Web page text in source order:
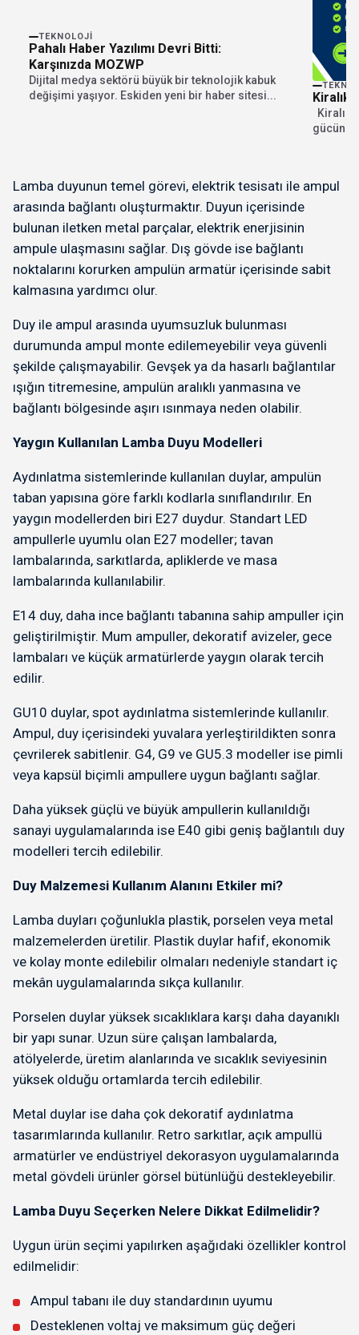
TEKNOLOJI
Pahalı Haber Yazılımı Devri Bitti:
Karşınızda MOZWP
Dijital medya sektörü büyük bir teknolojik kabuk
değişimi yaşıyor. Eskiden yeni bir haber sitesi...
Kiralık
Kiralık
Lamba duyunun temel görevi, elektrik tesisatı ile ampul
arasında bağlantı oluşturmaktır. Duyun içerisinde
bulunan iletken metal parçalar, elektrik enerjisinin
ampule ulaşmasını sağlar. Dış gövde ise bağlantı
noktalarını korurken ampulün armatür içerisinde sabit
kalmasına yardımcı olur.
Duy ile ampul arasında uyumsuzluk bulunması
durumunda ampul monte edilemeyebilir veya güvenli
şekilde çalışmayabilir. Gevşek ya da hasarlı bağlantılar
ışığın titremesine, ampulün aralıklı yanmasına ve
bağlantı bölgesinde aşırı ısınmaya neden olabilir.
Yaygın Kullanılan Lamba Duyu Modelleri
Aydınlatma sistemlerinde kullanılan duylar, ampulün
taban yapısına göre farklı kodlarla sınıflandırılır. En
yaygın modellerden biri E27 duydur. Standart LED
ampullerle uyumlu olan E27 modeller; tavan
lambalarında, sarkıtlarda, apliklerde ve masa
lambalarında kullanılabilir.
E14 duy, daha ince bağlantı tabanına sahip ampuller için
geliştirilmiştir. Mum ampuller, dekoratif avizeler, gece
lambaları ve küçük armatürlerde yaygın olarak tercih
edilir.
GU10 duylar, spot aydınlatma sistemlerinde kullanılır.
Ampul, duy içerisindeki yuvalara yerleştirildikten sonra
çevrilerek sabitlenir. G4, G9 ve GU5.3 modeller ise pimli
veya kapsül biçimli ampullere uygun bağlantı sağlar.
Daha yüksek güçlü ve büyük ampullerin kullanıldığı
sanayi uygulamalarında ise E40 gibi geniş bağlantılı duy
modelleri tercih edilebilir.
Duy Malzemesi Kullanım Alanını Etkiler mi?
Lamba duyları çoğunlukla plastik, porselen veya metal
malzemelerden üretilir. Plastik duylar hafif, ekonomik
ve kolay monte edilebilir olmaları nedeniyle standart iç
mekân uygulamalarında sıkça kullanılır.
Porselen duylar yüksek sıcaklıklara karşı daha dayanıklı
bir yapı sunar. Uzun süre çalışan lambalarda,
atölyelerde, üretim alanlarında ve sıcaklık seviyesinin
yüksek olduğu ortamlarda tercih edilebilir.
Metal duylar ise daha çok dekoratif aydınlatma
tasarımlarında kullanılır. Retro sarkıtlar, açık ampullü
armatürler ve endüstriyel dekorasyon uygulamalarında
metal gövdeli ürünler görsel bütünlüğü destekleyebilir.
Lamba Duyu Seçerken Nelere Dikkat Edilmelidir?
Uygun ürün seçimi yapılırken aşağıdaki özellikler kontrol
edilmelidir:
Ampul tabanı ile duy standardının uyumu
Desteklenen voltaj ve maksimum güç değeri